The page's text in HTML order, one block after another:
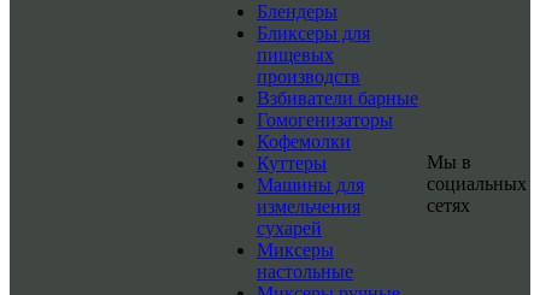
Блендеры
Бликсеры для
пищевых
производств
Взбиватели барные
Гомогенизаторы
Кофемолки
Куттеры
Машины для
измельчения
сухарей
Миксеры
настольные
Мы в
социальных
сетях